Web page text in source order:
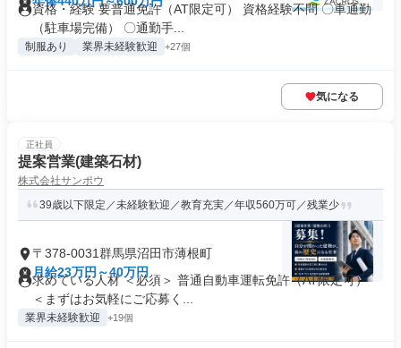
資格・経験 要普通免許（AT限定可） 資格経験不問 〇車通勤
（駐車場完備） 〇通勤手...
制服あり 業界未経験歓迎 +27個
気になる
正社員
提案営業(建築石材)
株式会社サンポウ
39歳以下限定／未経験歓迎／教育充実／年収560万可／残業少
〒378-0031群馬県沼田市薄根町
月給23万円～40万円
求めている人材 ＜必須＞ 普通自動車運転免許（AT限定可）
＜まずはお気軽にご応募く...
業界未経験歓迎 +19個